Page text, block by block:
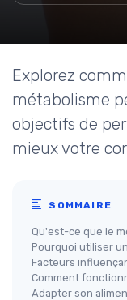
Explorez
métabolisme
objectifs de
mieux votre
SOMMAIRE
Qu'est-ce que le
Pourquoi utiliser
Facteurs
Comment
Adapter son